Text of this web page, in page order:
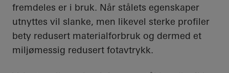
fremdeles er i bruk. Når stålets egenskaper
utnyttes vil slanke, men likevel sterke profiler
bety redusert materialforbruk og dermed et
miljømessig redusert fotavtrykk.